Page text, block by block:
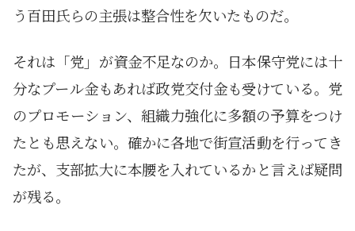
う百田氏らの主張は整合性を欠いたものだ。
それは「党」が資金不足なのか。日本保守党には十
分なプール金もあれば政党交付金も受けている。党
のプロモーション、組織力強化に多額の予算をつけ
たとも思えない。確かに各地で街宣活動を行ってき
たが、支部拡大に本腰を入れているかと言えば疑問
が残る。